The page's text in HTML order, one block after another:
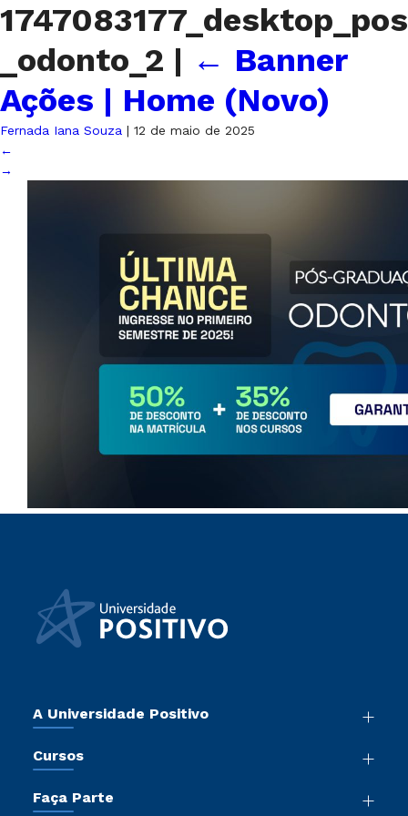
1747083177_desktop_pos
_odonto_2 | ← Banner
Ações | Home (Novo)
Fernada Iana Souza | 12 de maio de 2025
←
→
A Universidade Positivo
Sala de Imprensa
Cursos
Pós-Graduação
Faça Parte